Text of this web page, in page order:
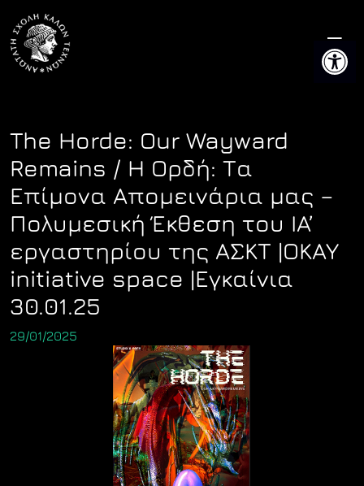
content
The Horde: Our Wayward
Remains / Η Ορδή: Τα
Επίμονα Απομεινάρια μας –
Πολυμεσική Έκθεση του IA’
εργαστηρίου της ΑΣΚΤ |OKAY
initiative space |Εγκαίνια
30.01.25
29/01/2025